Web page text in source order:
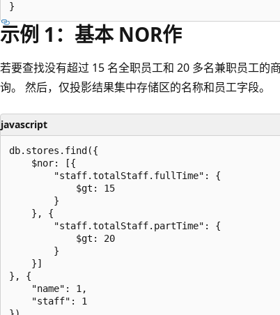
示例 1：基本 NOR作
若要查找没有超过 15 名全职员工和 20 多名兼职员工的
询。 然后，仅投影结果集中存储区的名称和员工字段。
javascript
db.stores.find({
    $nor: [{
        "staff.totalStaff.fullTime": {
            $gt: 15
        }
    }, {
        "staff.totalStaff.partTime": {
            $gt: 20
        }
    }]
}, {
    "name": 1,
    "staff": 1